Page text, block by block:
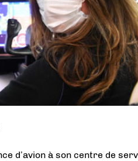
d’avion à son centre de